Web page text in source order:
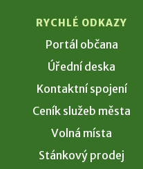
RYCHLÉ ODKAZY
Portál občana
Úřední deska
Kontaktní spojení
Ceník služeb města
Volná místa
Stánkový prodej